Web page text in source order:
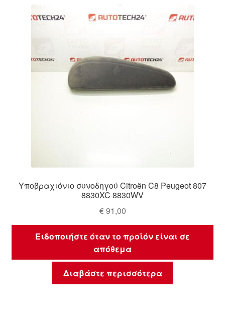
Υποβραχιόνιο συνοδηγού Citroën C8 Peugeot 807
8830XC 8830WV
€91,00
Ειδοποιήστε όταν το προϊόν είναι σε
απόθεμα
Διαβάστε περισσότερα